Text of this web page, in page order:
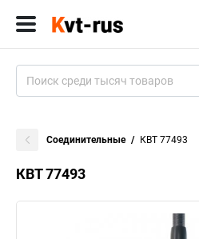
Соединительные КВТ 77493
КВТ 77493